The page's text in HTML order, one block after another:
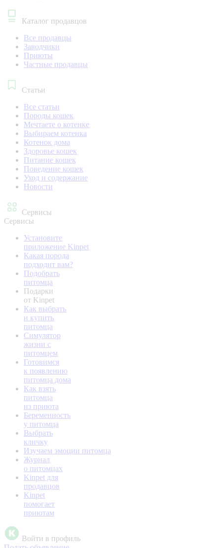
Каталог продавцов
Все продавцы
Заводчики
Приюты
Частные продавцы
Статьи
Все статьи
Породы кошек
Мечтаете о котенке
Выбираем котенка
Котенок дома
Здоровье кошек
Питание кошек
Поведение кошек
Уход и содержание
Новости
Сервисы
Сервисы
Установите
приложение Kinpet
Какая порода
подходит вам?
Подобрать
питомца
Подарки
от Kinpet
Как выбрать
и купить
питомца
Симулятор
жизни с
питомцем
Готовимся
к появлению
питомца дома
Как взять
питомца
из приюта
Беременность
у питомца
Выбрать
кличку
Изучаем эмоции питомца
Журнал
о питомцах
Kinpet для
продавцов
Kinpet
помогает
приютам
Войти в профиль